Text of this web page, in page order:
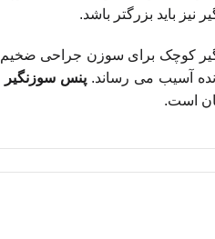
باید بزرگتر باشد.
کوچک برای سوزن جراحی ضخیم
آسیب می رساند. پنس سوزنگیر
است.